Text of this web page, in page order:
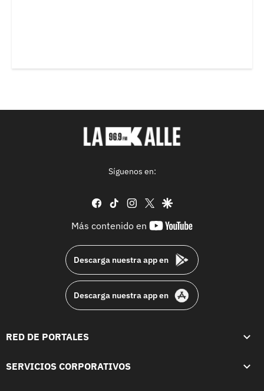
Síguenos en:
facebook
tiktok instagram
twittergoogle
Más contenido en
youtube-
Descarga nuestra app en
Descarga nuestra app en
RED DE PORTALES
SERVICIOS CORPORATIVOS